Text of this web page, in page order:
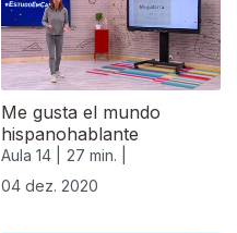
Me gusta el mundo
hispanohablante
Aula 14 |
27 min. |
04 dez. 2020